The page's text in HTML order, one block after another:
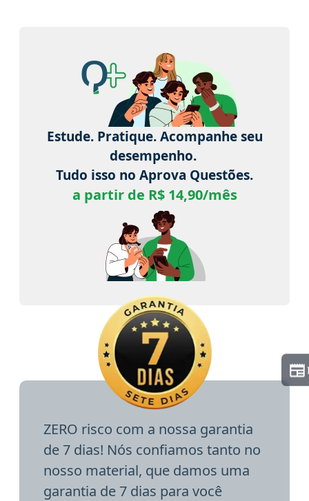
Estude. Pratique. Acompanhe seu
desempenho.
Tudo isso no Aprova Questões.
a partir de R$ 14,90/mês
ZERO risco com a nossa garantia
de 7 dias! Nós confiamos tanto no
nosso material, que damos uma
garantia de 7 dias para você